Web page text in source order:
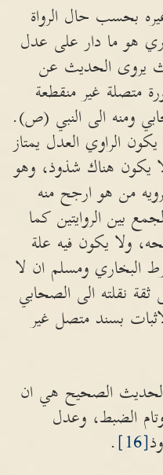
بحسب حال الرواة
هو ما دار على عدل
يروى الحديث عن
متصلة غير منقطعة
ومنه الى النبي (ص).
الراوي العدل يمتاز
يكون هناك شذوذ، وهو
من هو ارجح منه
بين الروايتين كما
ولا يكون فيه علة
البخاري ومسلم ان لا
نقلته الى الصحابي
بسند متصل غير
الصحيح هي ان
الضبط، وعدل
[16]
.